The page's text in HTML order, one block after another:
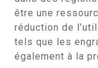
être une
réduction de
tels que les
également à la